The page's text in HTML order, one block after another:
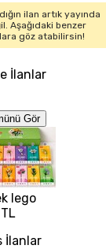
ilan artık yayında
Aşağıdaki benzer
göz atabilirsin!
İlanlar
Gör
lego
İlanlar